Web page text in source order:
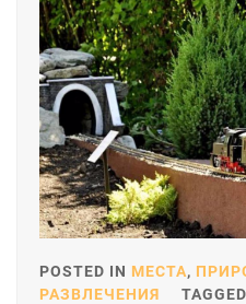
POSTED IN МЕСТА,
РАЗВЛЕЧЕНИЯ